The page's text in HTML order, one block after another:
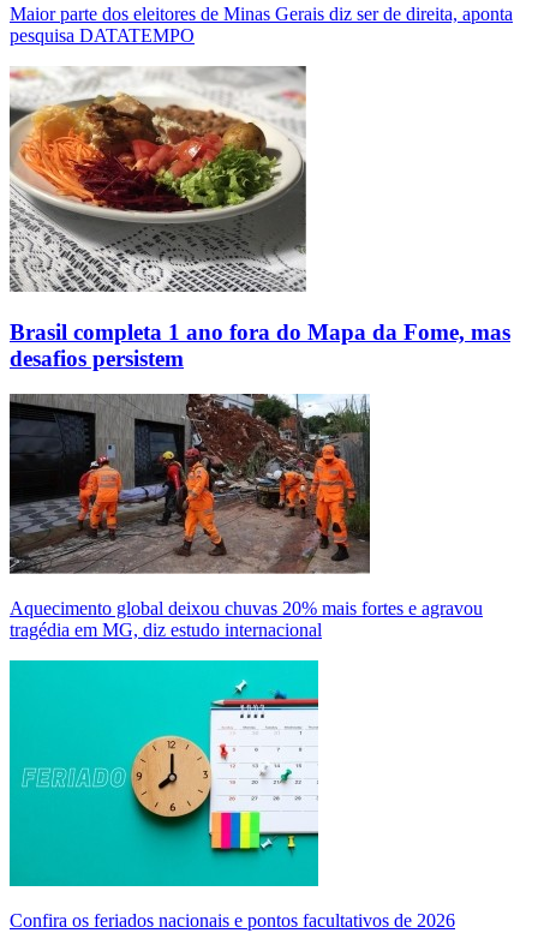
Maior parte dos eleitores de Minas Gerais diz ser de direita, aponta
pesquisa DATATEMPO
Brasil completa 1 ano fora do Mapa da Fome, mas
desafios persistem
Aquecimento global deixou chuvas 20% mais fortes e agravou
tragédia em MG, diz estudo internacional
Confira os feriados nacionais e pontos facultativos de 2026